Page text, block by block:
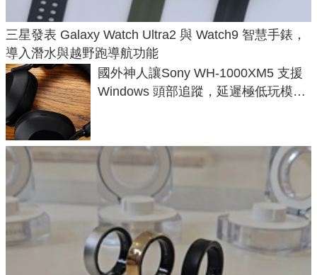
三星發表 Galaxy Watch Ultra2 與 Watch9 智慧手錶，
導入潛水與越野跑導航功能
國外神人讓Sony WH-1000XM5 支援
Windows 頭部追蹤，延遲極低玩模擬